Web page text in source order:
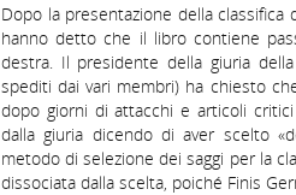
Dopo la presentazione della
hanno detto che il libro contiene
destra. Il presidente della giuria
spediti dai vari membri) ha chiesto
dopo giorni di attacchi e articoli
dalla giuria dicendo di aver scelto
metodo di selezione dei saggi per la
dissociata dalla scelta, poiché Finis